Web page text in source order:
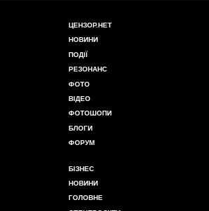
ЦЕНЗОР.НЕТ
НОВИНИ
ПОДІЇ
РЕЗОНАНС
ФОТО
ВІДЕО
ФОТОШОПИ
БЛОГИ
ФОРУМ
БІЗНЕС
НОВИНИ
ГОЛОВНЕ